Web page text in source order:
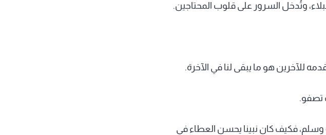
وتُدخل السرور على قلوب المحتاجين.
للآخرين هو ما يبقى لنا في الآخرة.
تصفو.
فكيف كان نبينا يحسن العطاء في